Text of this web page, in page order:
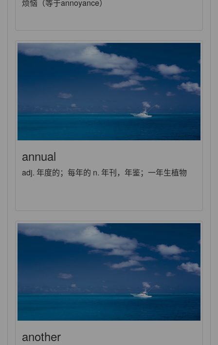
烦恼（等于annoyance）
annual
adj. 年度的；每年的 n. 年刊，年鉴；一年生植物
another